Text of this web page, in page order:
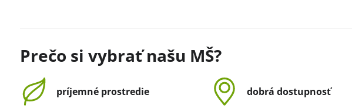
Prečo si vybrať našu MŠ?
príjemné prostredie dobrá dostupnosť